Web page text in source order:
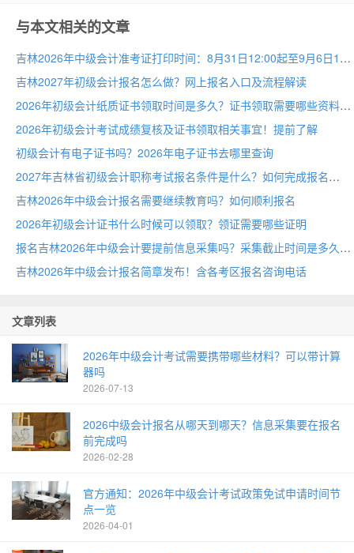
与本文相关的文章
吉林2026年中级会计准考证打印时间：8月31日12:00起至9月6日18:00
吉林2027年初级会计报名怎么做？网上报名入口及流程解读
2026年初级会计纸质证书领取时间是多久？证书领取需要哪些资料
2026年初级会计考试成绩复核及证书领取相关事宜！提前了解
初级会计有电子证书吗？2026年电子证书去哪里查询
2027年吉林省初级会计职称考试报名条件是什么？如何完成报名
吉林2026年中级会计报名需要继续教育吗？如何顺利报名
2026年初级会计证书什么时候可以领取？领证需要哪些证明
报名吉林2026年中级会计要提前信息采集吗？采集截止时间是多久
吉林2026年中级会计报名简章发布！含各考区报名咨询电话
文章列表
2026年中级会计考试需要携带哪些材料？可以带计算
器吗
2026-07-13
2026中级会计报名从哪天到哪天？信息采集要在报名
前完成吗
2026-02-28
官方通知：2026年中级会计考试政策免试申请时间节
点一览
2026-04-01